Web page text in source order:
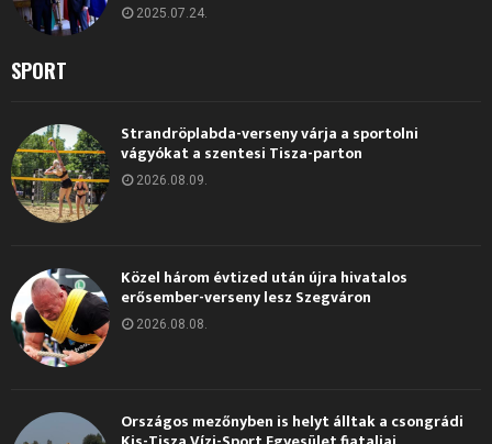
2025.07.24.
SPORT
Strandröplabda-verseny várja a sportolni
vágyókat a szentesi Tisza-parton
2026.08.09.
Közel három évtized után újra hivatalos
erősember-verseny lesz Szegváron
2026.08.08.
Országos mezőnyben is helyt álltak a csongrádi